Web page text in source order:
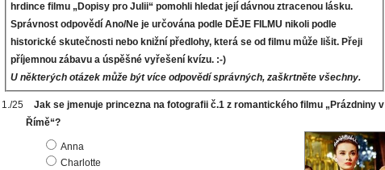
hrdince filmu „Dopisy pro Julii“ pomohli hledat její dávnou ztracenou lásku.
Správnost odpovědí Ano/Ne je určována podle DĚJE FILMU nikoli podle
historické skutečnosti nebo knižní předlohy, která se od filmu může lišit. Přeji
příjemnou zábavu a úspěšné vyřešení kvízu. :-)
U některých otázek může být více odpovědí správných, zaškrtněte všechny.
Jak se jmenuje princezna na fotografii č.1 z romantického filmu „Prázdniny v
Římě“?
Anna
Charlotte